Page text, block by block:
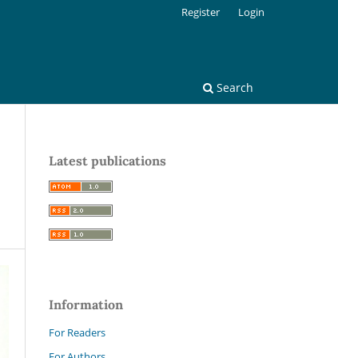
Search
Register Login
Latest publications
Information
For Readers